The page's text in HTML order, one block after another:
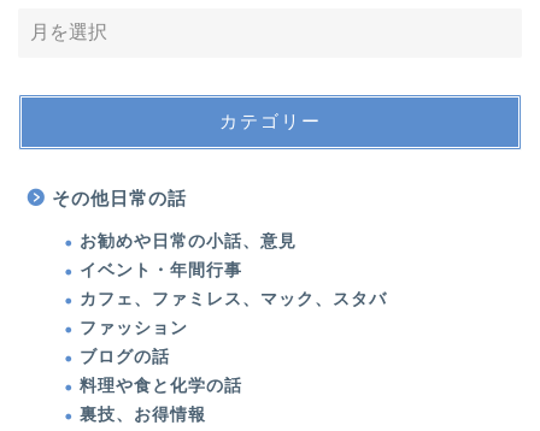
カテゴリー
その他日常の話
お勧めや日常の小話、意見
イベント・年間行事
カフェ、ファミレス、マック、スタバ
ファッション
ブログの話
料理や食と化学の話
裏技、お得情報